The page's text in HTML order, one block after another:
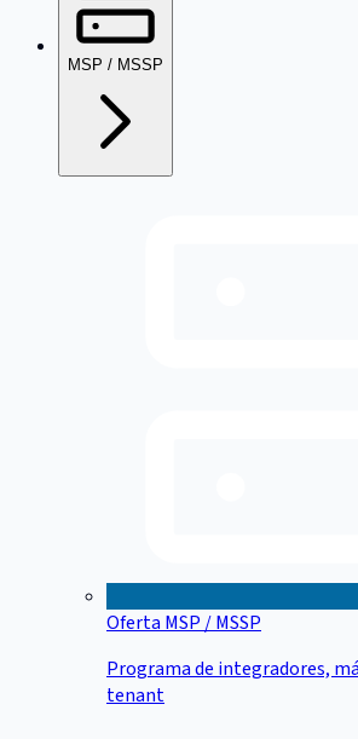
MSP / MSSP
Oferta MSP / MSSP
Programa de integradores,
tenant